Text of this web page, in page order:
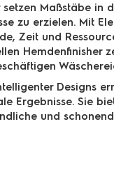
Maßstäbe
zu erzielen. Mit
Zeit und
Hemdenfinisher
Designs
Ergebnisse. Sie
und